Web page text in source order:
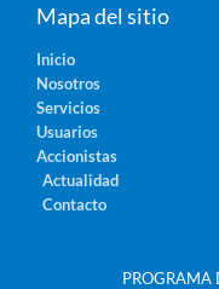
Mapa del sitio
Inicio
Nosotros
Servicios
Usuarios
Accionistas
Actualidad
Contacto
PROGRAMA